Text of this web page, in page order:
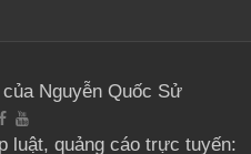
Nguyễn Quốc Sử
luật, quảng cáo trực tuyến: